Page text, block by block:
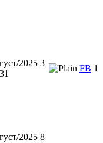
2025 3
FB 1
2025 8